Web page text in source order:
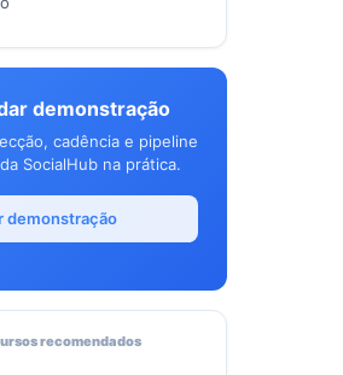
demonstração
cadência e pipeline
SocialHub na prática.
demonstração
recomendados